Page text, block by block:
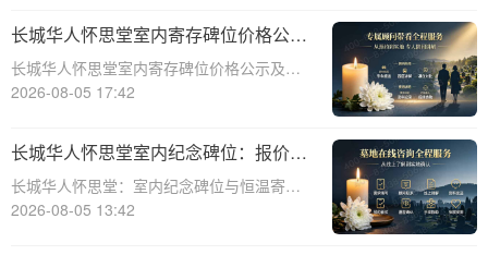
的加快和城市化进程的加速，人们对身后事
的安排也提出了更高的要求。长城华
长城华人怀思堂室内寄存碑位价格公示
签约立减配套礼包详解
长城华人怀思堂室内寄存碑位价格公示及签
约立减配套礼包详解☎ 华人怀思堂电话:400-
加快，对于灵堂、纪念馆等场所的寄存需求
日益增长。长城华人怀思堂作为一
2026-08-05 17:42
长城华人怀思堂室内纪念碑位：报价透
明，恒温寄存享减免
长城华人怀思堂：室内纪念碑位与恒温寄存
服务，为您带来更优质的殡葬体验☎ 华人怀
2026-08-05 13:42